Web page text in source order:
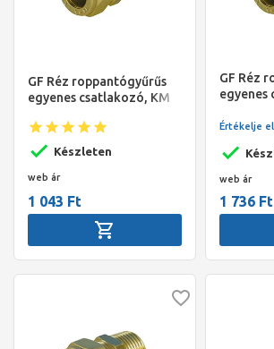
GF Réz roppantógyűrűs
egyenes csatlakozó, KM
Készleten
web ár
1 043 Ft
GF Réz
egyenes
Értékelje
web ár
1 736 Ft